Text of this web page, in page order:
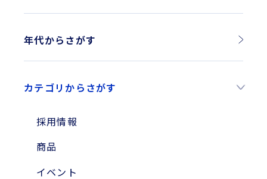
年代からさがす
2025年
2024年
2023年
2010年
カテゴリからさがす
採用情報
商品
イベント